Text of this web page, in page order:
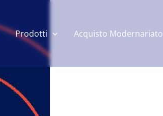
Prodotti Acquisto Modernariato